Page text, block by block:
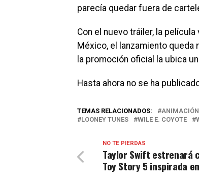
parecía quedar fuera de
Con el nuevo tráiler, la
México, el lanzamiento queda
la promoción oficial la ubica
Hasta ahora no se ha
TEMAS RELACIONADOS: ANIMACIÓN
LOONEY TUNES
WILE E. COYOTE
NO TE PIERDAS
Taylor Swift estrenará
Toy Story 5 inspirada